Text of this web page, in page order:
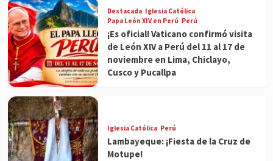
Destacada Iglesia Católica
Papa León XIV en Perú Perú
¡Es oficial! Vaticano confirmó visita
de León XIV a Perú del 11 al 17 de
noviembre en Lima, Chiclayo,
Cusco y Pucallpa
Iglesia Católica Perú
Lambayeque: ¡Fiesta de la Cruz de
Motupe!